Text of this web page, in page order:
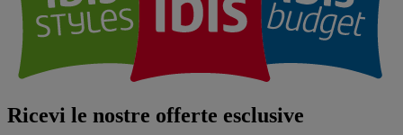
Ricevi le nostre offerte esclusive